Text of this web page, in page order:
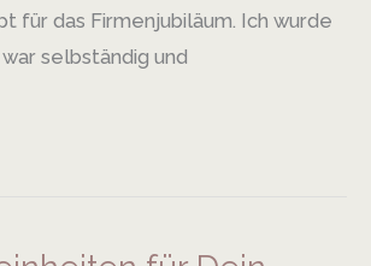
für das Firmenjubiläum. Ich wurde
selbständig und